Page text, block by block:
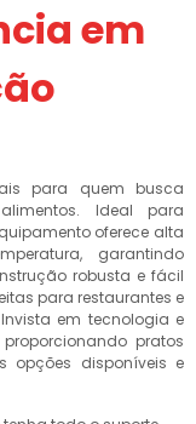
em
para quem busca
Ideal para
oferece alta
garantindo
robusta e fácil
para restaurantes e
em tecnologia e
pratos
opções disponíveis e